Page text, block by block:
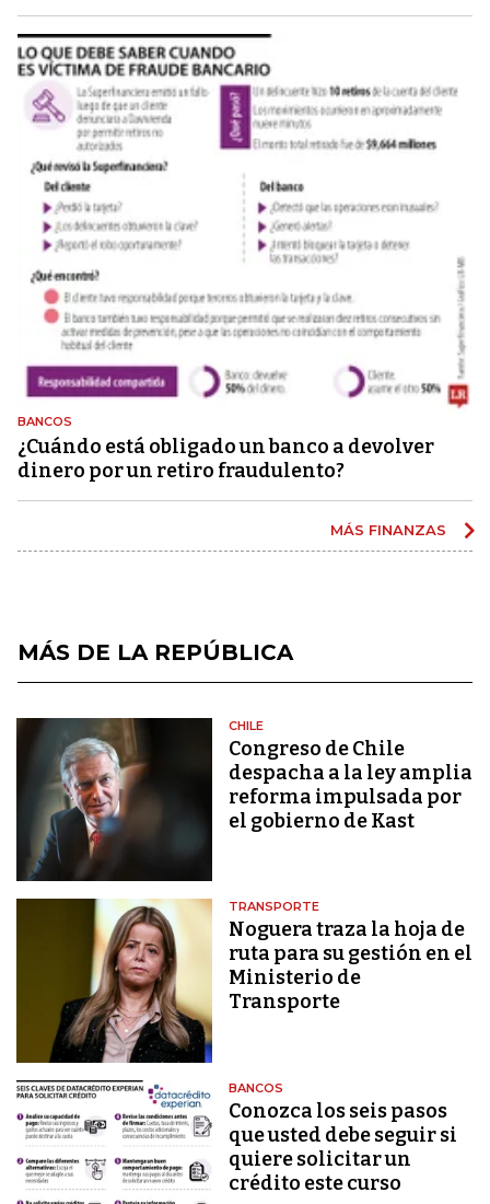
BANCOS
¿Cuándo está obligado un banco a devolver
dinero por un retiro fraudulento?
MÁS FINANZAS
MÁS DE LA REPÚBLICA
CHILE
Congreso de Chile
despacha a la ley amplia
reforma impulsada por
el gobierno de Kast
TRANSPORTE
Noguera traza la hoja de
ruta para su gestión en el
Ministerio de
Transporte
BANCOS
Conozca los seis pasos
que usted debe seguir si
quiere solicitar un
crédito este curso